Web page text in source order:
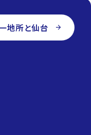
地所と仙台 arrow_forward